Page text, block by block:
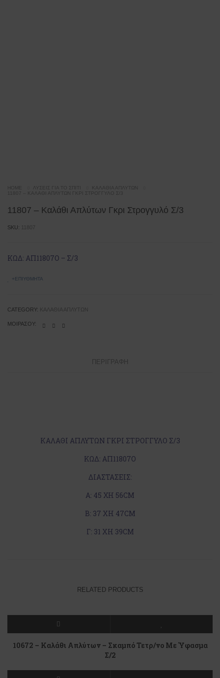
HOME ΛΎΣΕΙΣ ΓΙΑ ΤΟ ΣΠΊΤΙ
ΚΑΛΆΘΙΑ ΑΠΛΎΤΩΝ
11807 – ΚΑΛΆΘΙ ΑΠΛΎΤΩΝ ΓΚΡΙ ΣΤΡΟΓΓΥΛΌ Σ/3
11807 – Καλάθι Απλύτων Γκρι Στρογγυλό Σ/3
SKU:
ΚΩΔ: ΑΠ11807Ο – Σ/3
+ΕΠΙΥΘΜΗΤΆ
CATEGORY: ΚΑΛΆΘΙΑ ΑΠΛΎΤΩΝ
ΜΟΙΡΆΣΟΥ:
ΠΕΡΙΓΡΑΦΉ
ΚΑΛΑΘΙ ΑΠΛΥΤΩΝ ΓΚΡΙ ΣΤΡΟΓΓΥΛΟ Σ/3
ΚΩΔ: ΑΠ11807Ο
ΔΙΑΣΤΑΣΕΙΣ:
Α: 45 ΧΗ 56CM
Β: 37 XH 47CM
Γ: 31 XH 39CM
RELATED PRODUCTS
10672 – Καλάθι Απλύτων – Σκαμπό Τετρ/νο Με Ύφασμα
Σ/2